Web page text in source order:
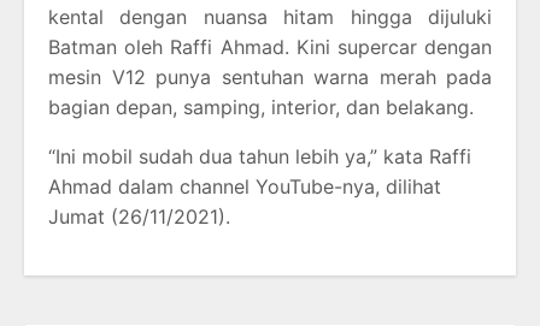
kental dengan nuansa hitam hingga dijuluki
Batman oleh Raffi Ahmad. Kini supercar dengan
mesin V12 punya sentuhan warna merah pada
bagian depan, samping, interior, dan belakang.
“Ini mobil sudah dua tahun lebih ya,” kata Raffi
Ahmad dalam channel YouTube-nya, dilihat
Jumat (26/11/2021).